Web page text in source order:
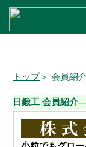
トップ＞ 会員紹
日鍛工 会員紹介